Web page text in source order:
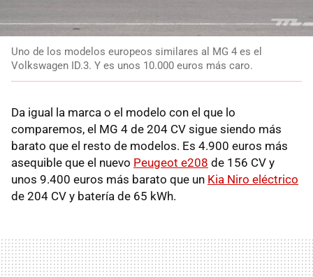
Uno de los modelos europeos similares al MG 4 es el
Volkswagen ID.3. Y es unos 10.000 euros más caro.
Da igual la marca o el modelo con el que lo
comparemos, el MG 4 de 204 CV sigue siendo más
barato que el resto de modelos. Es 4.900 euros más
asequible que el nuevo Peugeot e208 de 156 CV y
unos 9.400 euros más barato que un Kia Niro eléctrico
de 204 CV y batería de 65 kWh.